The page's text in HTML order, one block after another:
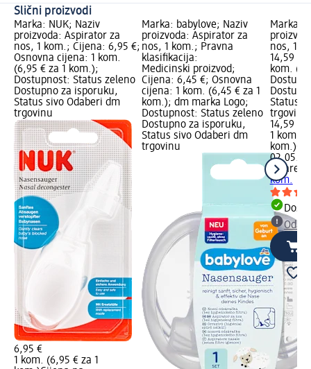
Slični proizvodi
Marka: NUK; Naziv
proizvoda: Aspirator za
nos, 1 kom.; Cijena: 6,95 €;
Osnovna cijena: 1 kom.
(6,95 € za 1 kom.);
Dostupnost: Status zeleno
Dostupno za isporuku,
Status sivo Odaberi dm
trgovinu
6,95 €
1 kom. (6,95 € za 1
Marka: babylove; Naziv
proizvoda: Aspirator za
nos, 1 kom.; Pravna
klasifikacija:
Medicinski proizvod;
Cijena: 6,45 €; Osnovna
cijena: 1 kom. (6,45 € za 1
kom.); dm marka Logo;
Dostupnost: Status zeleno
Dostupno za isporuku,
Status sivo Odaberi dm
trgovinu
Marka:
nos, 1
14,59 €;
kom.
Status
trgovinu
14,59 €
1 kom.
kom.)
katarek
kom.